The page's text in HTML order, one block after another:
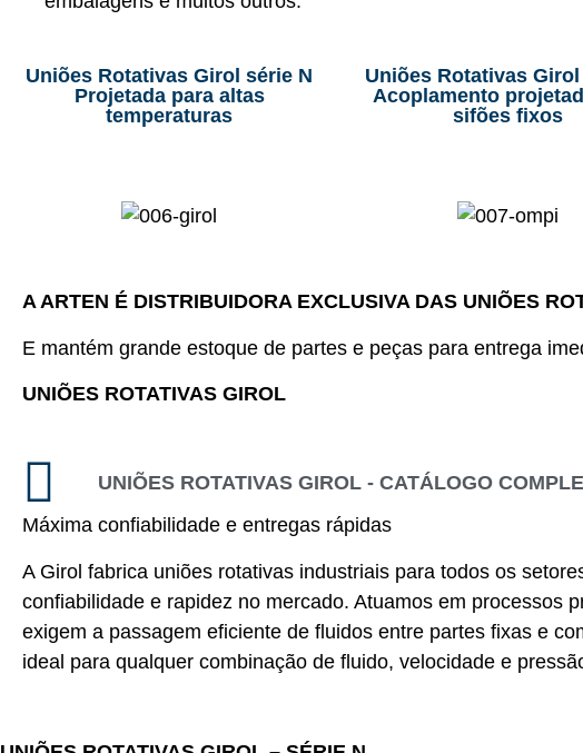
Uniões Rotativas Girol série N
Projetada para altas
temperaturas
Uniões Rotativas
Acoplamento
sifões fixos
A ARTEN É DISTRIBUIDORA EXCLUSIVA DAS UNIÕES
E mantém grande estoque de partes e peças para entrega
UNIÕES ROTATIVAS GIROL
UNIÕES ROTATIVAS GIROL - CATÁLOGO
Máxima confiabilidade e entregas rápidas
A Girol fabrica uniões rotativas industriais para todos os
confiabilidade e rapidez no mercado. Atuamos em processos
exigem a passagem eficiente de fluidos entre partes fixas e
ideal para qualquer combinação de fluido, velocidade e